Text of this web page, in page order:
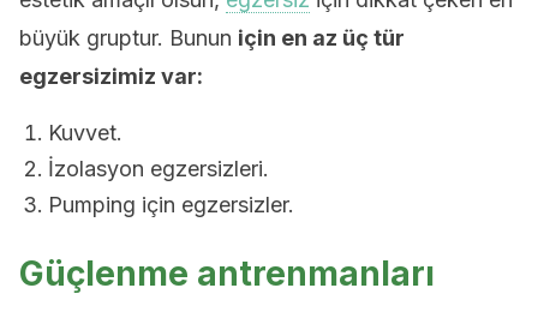
büyük gruptur. Bunun için en az üç tür
egzersizimiz var:
Kuvvet.
İzolasyon egzersizleri.
Pumping için egzersizler.
Güçlenme antrenmanları